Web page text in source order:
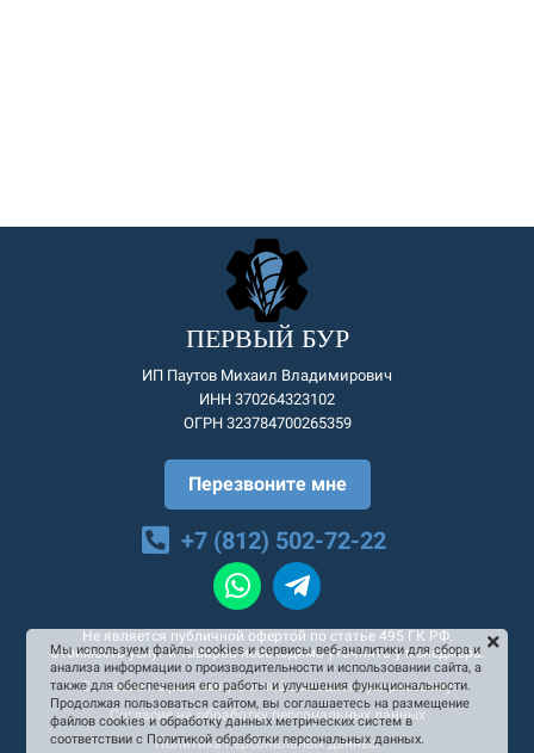
ПЕРВЫЙ БУР
ИП Паутов Михаил Владимирович
ИНН 370264323102
ОГРН 323784700265359
Перезвоните мне
+7 (812) 502-72-22
Не является публичной офертой по статье 495 ГК РФ.
Стоимость услуг и товаров необходимо уточнять у менеджера.
Согласие на рекламную и информационную рассылку
Согласие на обработку персональных данных
Политика персональных данных
Мы используем файлы cookies и сервисы веб-аналитики для сбора и
анализа информации о производительности и использовании сайта, а
также для обеспечения его работы и улучшения функциональности.
Продолжая пользоваться сайтом, вы соглашаетесь на размещение
файлов cookies и обработку данных метрических систем в
соответствии с Политикой обработки персональных данных.